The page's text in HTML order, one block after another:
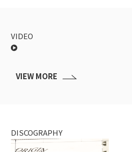
VIDEO
VIEW MORE
DISCOGRAPHY